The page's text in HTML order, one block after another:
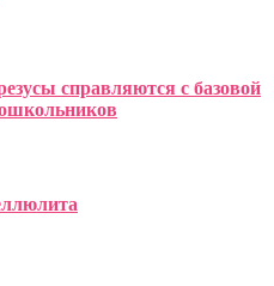
справляются с базовой